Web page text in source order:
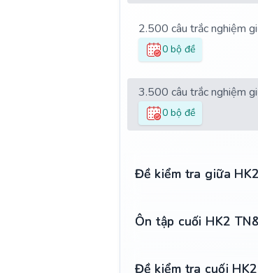
2.500 câu trắc nghiệm
0 bộ đề
3.500 câu trắc nghiệm
0 bộ đề
Đề kiểm tra giữa
Ôn tập cuối HK2
Đề kiểm tra cuối